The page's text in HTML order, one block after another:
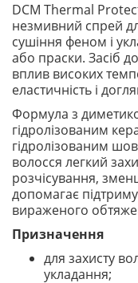
DCM Thermal
незмивний спрей
сушіння феном і
або праски. Засіб
вплив високих
еластичність і
Формула з
гідролізованим
гідролізованим
волосся легкий
розчісування,
допомагає
вираженого
Призначення
для захисту
укладання;